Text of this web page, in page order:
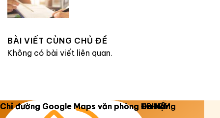
BÀI VIẾT CÙNG CHỦ ĐỀ
Không có bài viết liên quan.
Copyright 2026 © Luật Dương Gia